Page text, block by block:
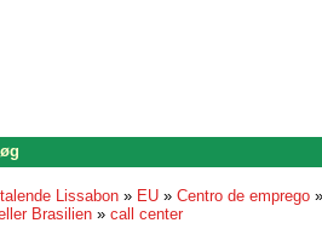
Lissabon » EU » Centro de emprego »
Brasilien » call center